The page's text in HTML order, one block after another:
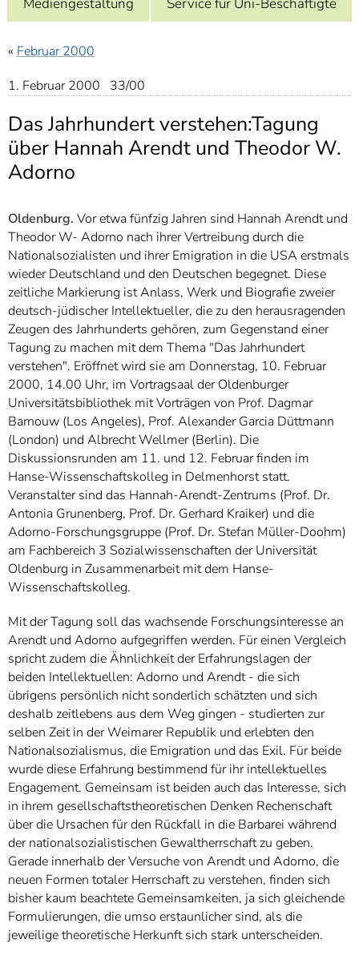
7]
Informationen zur
« Februar 2000
1. Februar 2000 33/00
Das Jahrhundert verstehen:Tagung
über Hannah Arendt und Theodor W.
Adorno
Oldenburg. Vor etwa fünfzig Jahren sind Hannah Arendt und
Theodor W- Adorno nach ihrer Vertreibung durch die
Nationalsozialisten und ihrer Emigration in die USA erstmals
wieder Deutschland und den Deutschen begegnet. Diese
zeitliche Markierung ist Anlass, Werk und Biografie zweier
deutsch-jüdischer Intellektueller, die zu den herausragenden
Zeugen des Jahrhunderts gehören, zum Gegenstand einer
Tagung zu machen mit dem Thema "Das Jahrhundert
verstehen". Eröffnet wird sie am Donnerstag, 10. Februar
2000, 14.00 Uhr, im Vortragsaal der Oldenburger
Universitätsbibliothek mit Vorträgen von Prof. Dagmar
Barnouw (Los Angeles), Prof. Alexander Garcia Düttmann
(London) und Albrecht Wellmer (Berlin). Die
Diskussionsrunden am 11. und 12. Februar finden im
Hanse-Wissenschaftskolleg in Delmenhorst statt.
Veranstalter sind das Hannah-Arendt-Zentrums (Prof. Dr.
Antonia Grunenberg, Prof. Dr. Gerhard Kraiker) und die
Adorno-Forschungsgruppe (Prof. Dr. Stefan Müller-Doohm)
am Fachbereich 3 Sozialwissenschaften der Universität
Oldenburg in Zusammenarbeit mit dem Hanse-
Wissenschaftskolleg.
Mit der Tagung soll das wachsende Forschungsinteresse an
Arendt und Adorno aufgegriffen werden. Für einen Vergleich
spricht zudem die Ähnlichkeit der Erfahrungslagen der
beiden Intellektuellen: Adorno und Arendt - die sich
übrigens persönlich nicht sonderlich schätzten und sich
deshalb zeitlebens aus dem Weg gingen - studierten zur
selben Zeit in der Weimarer Republik und erlebten den
Nationalsozialismus, die Emigration und das Exil. Für beide
wurde diese Erfahrung bestimmend für ihr intellektuelles
Engagement. Gemeinsam ist beiden auch das Interesse, sich
in ihrem gesellschaftstheoretischen Denken Rechenschaft
über die Ursachen für den Rückfall in die Barbarei während
der nationalsozialistischen Gewaltherrschaft zu geben.
Gerade innerhalb der Versuche von Arendt und Adorno, die
neuen Formen totaler Herrschaft zu verstehen, finden sich
bisher kaum beachtete Gemeinsamkeiten, ja sich gleichende
Formulierungen, die umso erstaunlicher sind, als die
jeweilige theoretische Herkunft sich stark unterscheiden.